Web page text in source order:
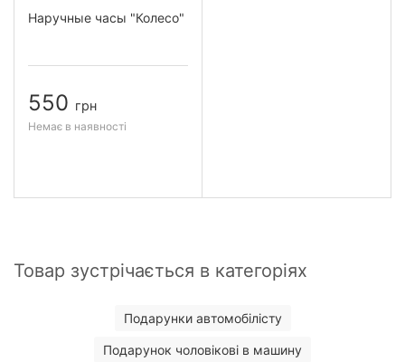
Наручные часы "Колесо"
550 грн
Немає в наявності
Товар зустрічається в категоріях
Подарунки автомобілісту
Подарунок чоловікові в машину